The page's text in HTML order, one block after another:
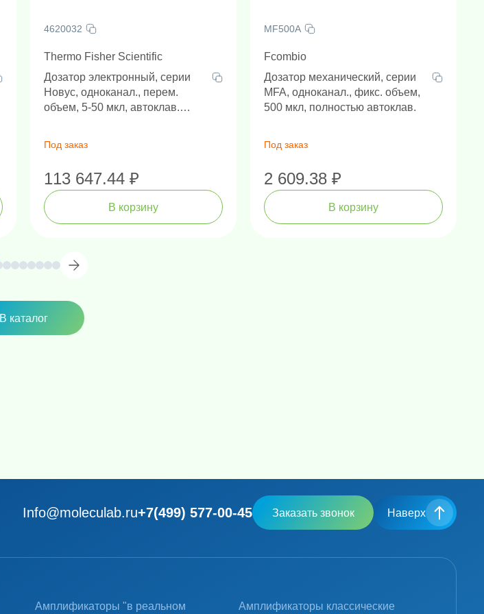
4620032
Thermo Fisher Scientific
Дозатор электронный, серии
Новус, одноканал., перем.
объем, 5-50 мкл, автоклав.
Под заказ
113 647.44 ₽
В корзину
MF500A
Fcombio
Дозатор механический, серии
MFA, одноканал., фикс. объем,
500 мкл, полностью автоклав.
Под заказ
2 609.38 ₽
В корзину
В каталог
Info@moleculab.ru+7(499) 577-00-45 Заказать звонок Наверх
Амплификаторы "в реальном Амплификаторы классические